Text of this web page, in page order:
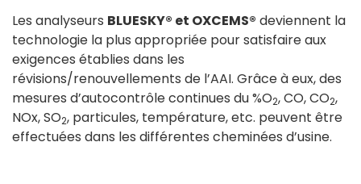
Les analyseurs BLUESKY® et OXCEMS® deviennent la
technologie la plus appropriée pour satisfaire aux
exigences établies dans les
révisions/renouvellements de l’AAI. Grâce à eux, des
mesures d’autocontrôle continues du %O2, CO, CO2,
NOx, SO2, particules, température, etc. peuvent être
effectuées dans les différentes cheminées d’usine.